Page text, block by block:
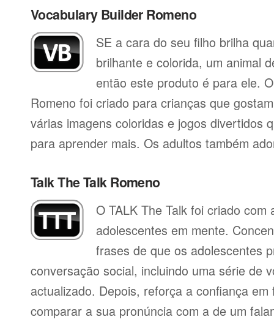
Vocabulary Builder Romeno
SE a cara do seu filho brilha
brilhante e colorida, um animal
então este produto é para ele.
Romeno foi criado para crianças que
várias imagens coloridas e jogos divertidos
para aprender mais. Os adultos também
Talk The Talk Romeno
O TALK The Talk foi criado com
adolescentes em mente.
frases de que os adolescentes
conversação social, incluindo uma série de
actualizado. Depois, reforça a confiança
comparar a sua pronúncia com a de um